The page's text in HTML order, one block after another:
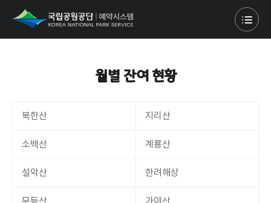
월별 잔여 현황
북한산 지리산
소백산 계룡산
설악산 한려해상